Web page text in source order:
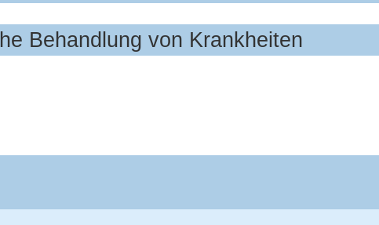
Behandlung von Krankheiten